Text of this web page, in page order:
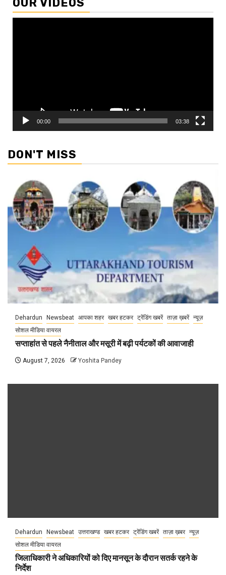
OUR VIDEOS
00:00 03:38
DON'T MISS
Dehardun Newsbeat आपका शहर खबर हटकर ट्रेंडिंग खबरें ताज़ा ख़बरें न्यूज़
सोशल मीडिया वायरल
सप्ताहांत से पहले नैनीताल और मसूरी में बढ़ी पर्यटकों की आवाजाही
August 7, 2026 Yoshita Pandey
Dehardun Newsbeat उत्तराखण्ड खबर हटकर ट्रेंडिंग खबरें ताज़ा ख़बर न्यूज़
सोशल मीडिया वायरल
जिलाधिकारी ने अधिकारियों को दिए मानसून के दौरान सतर्क रहने के
निर्देश